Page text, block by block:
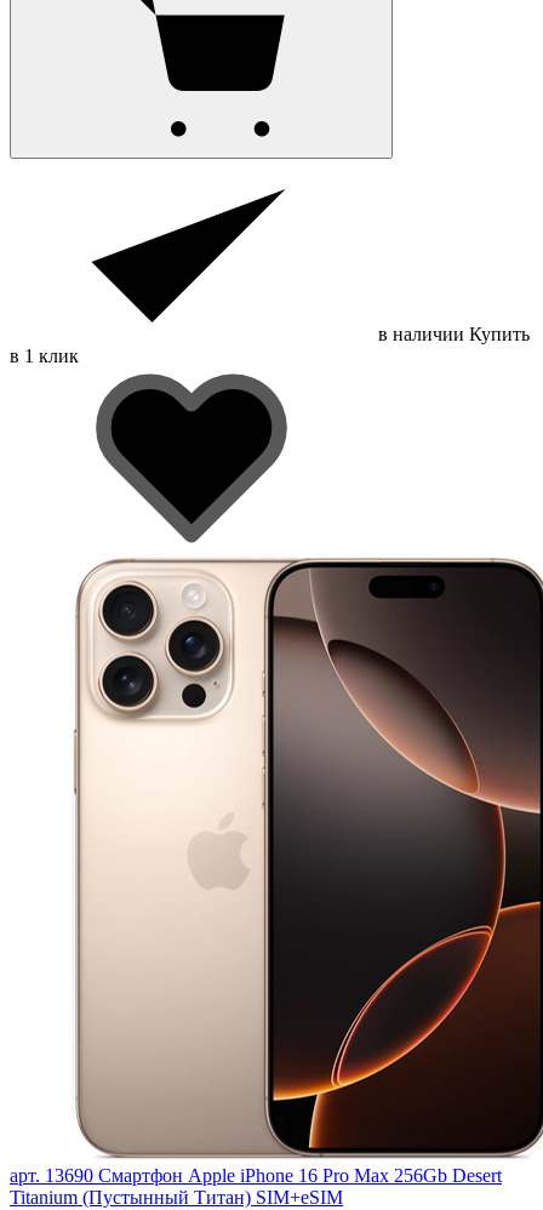
в наличии Купить
в 1 клик
арт. 13690 Смартфон Apple iPhone 16 Pro Max 256Gb Desert
Titanium (Пустынный Титан) SIM+eSIM